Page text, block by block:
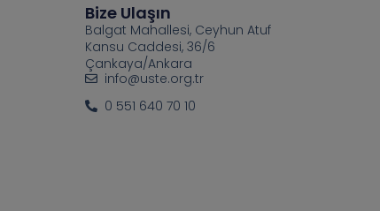
Bize Ulaşın
Balgat Mahallesi, Ceyhun Atuf
Kansu Caddesi, 36/6
Çankaya/Ankara
info@uste.org.tr
0 551 640 70 10